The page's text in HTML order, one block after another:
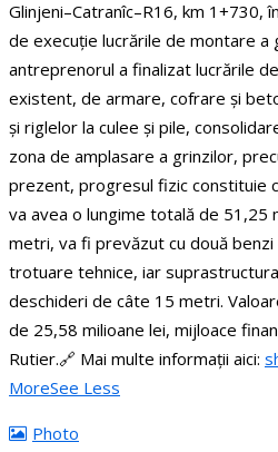
Glinjeni–Catranîc–R16, km 1+730,
de execuție lucrările de montare a
antreprenorul a finalizat lucrările
existent, de armare, cofrare și
și riglelor la culee și pile,
zona de amplasare a grinzilor,
prezent, progresul fizic constituie
va avea o lungime totală de 51,25
metri, va fi prevăzut cu două benzi
trotuare tehnice, iar
deschideri de câte 15 metri.
de 25,58 milioane lei, mijloace
Rutier.🔗 Mai multe informații aici:
MoreSee Less
Photo